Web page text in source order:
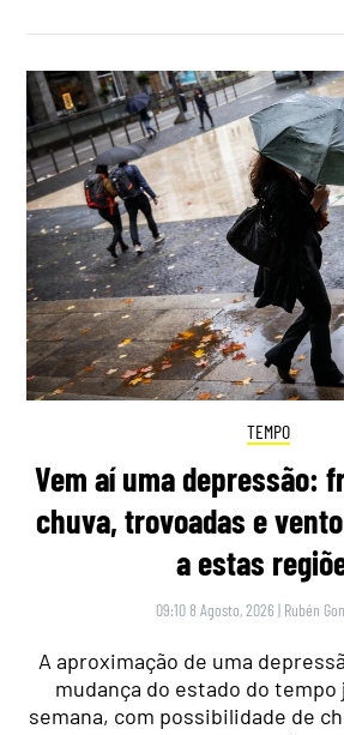
TEMPO
Vem aí uma depressão:
chuva, trovoadas e
a estas
09:10 8 Agosto, 2026 | Rubén
A aproximação de uma
mudança do estado do
semana, com possibilidade de